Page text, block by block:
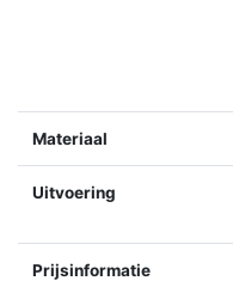
Materiaal
Uitvoering
Prijsinformatie